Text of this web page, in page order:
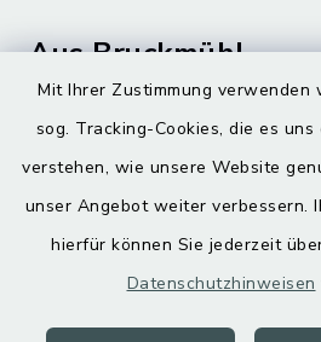
Mit Ihrer Zustimmung verwenden
sog. Tracking-Cookies, die es
verstehen, wie unsere Website
unser Angebot weiter verbessern.
hierfür können Sie jederzeit
Datenschutzhinweisen
Aus Bruckmühl
Digitaler Ortsplan